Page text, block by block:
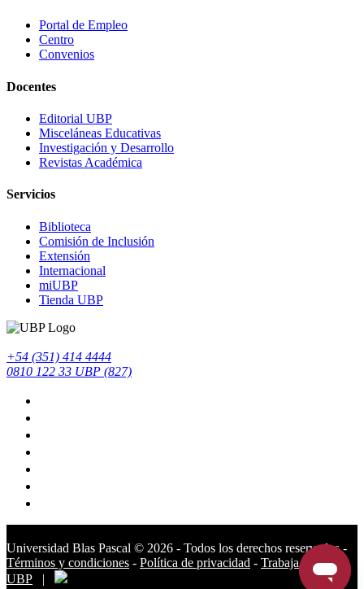
Portal de Empleo
Centro
Convenios
Docentes
Editorial UBP
Misceláneas Educativas
Investigación y Desarrollo
Revistas Académica
Servicios
Biblioteca
Comisión de Inclusión
Extensión
Internacional
miUBP
Tienda UBP
+54 (351) 414 4444
0810 122 33 UBP (827)
Universidad Blas Pascal ©️ 2026 - Todos los derechos reservados -
Términos y condiciones - Política de privacidad - Trabaja en la
UBP |